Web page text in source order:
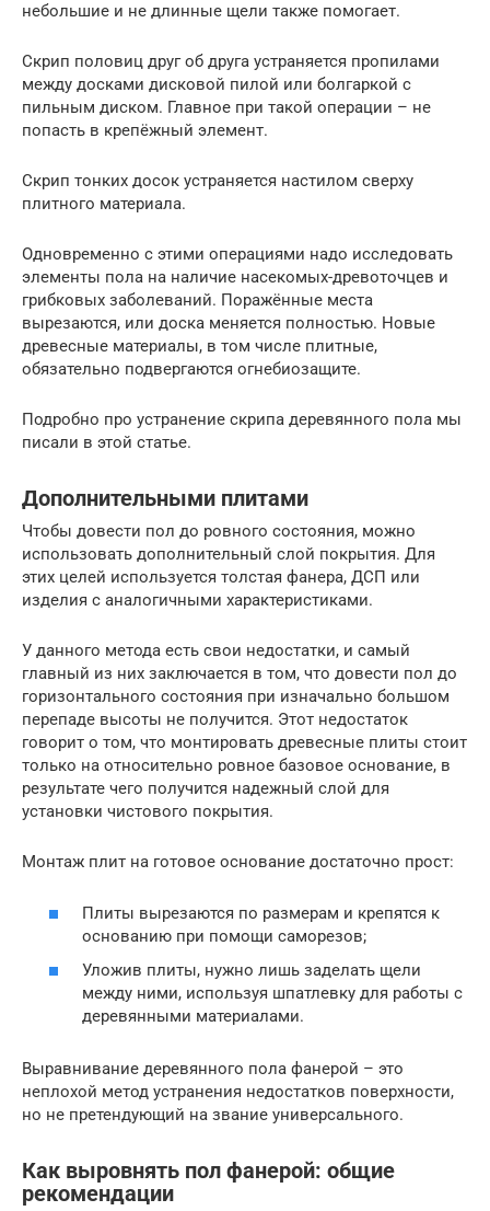
небольшие и не длинные щели также помогает.
Скрип половиц друг об друга устраняется пропилами
между досками дисковой пилой или болгаркой с
пильным диском. Главное при такой операции – не
попасть в крепёжный элемент.
Скрип тонких досок устраняется настилом сверху
плитного материала.
Одновременно с этими операциями надо исследовать
элементы пола на наличие насекомых-древоточцев и
грибковых заболеваний. Поражённые места
вырезаются, или доска меняется полностью. Новые
древесные материалы, в том числе плитные,
обязательно подвергаются огнебиозащите.
Подробно про устранение скрипа деревянного пола мы
писали в этой статье.
Дополнительными плитами
Чтобы довести пол до ровного состояния, можно
использовать дополнительный слой покрытия. Для
этих целей используется толстая фанера, ДСП или
изделия с аналогичными характеристиками.
У данного метода есть свои недостатки, и самый
главный из них заключается в том, что довести пол до
горизонтального состояния при изначально большом
перепаде высоты не получится. Этот недостаток
говорит о том, что монтировать древесные плиты стоит
только на относительно ровное базовое основание, в
результате чего получится надежный слой для
установки чистового покрытия.
Монтаж плит на готовое основание достаточно прост:
Плиты вырезаются по размерам и крепятся к
основанию при помощи саморезов;
Уложив плиты, нужно лишь заделать щели
между ними, используя шпатлевку для работы с
деревянными материалами.
Выравнивание деревянного пола фанерой – это
неплохой метод устранения недостатков поверхности,
но не претендующий на звание универсального.
Как выровнять пол фанерой: общие
рекомендации